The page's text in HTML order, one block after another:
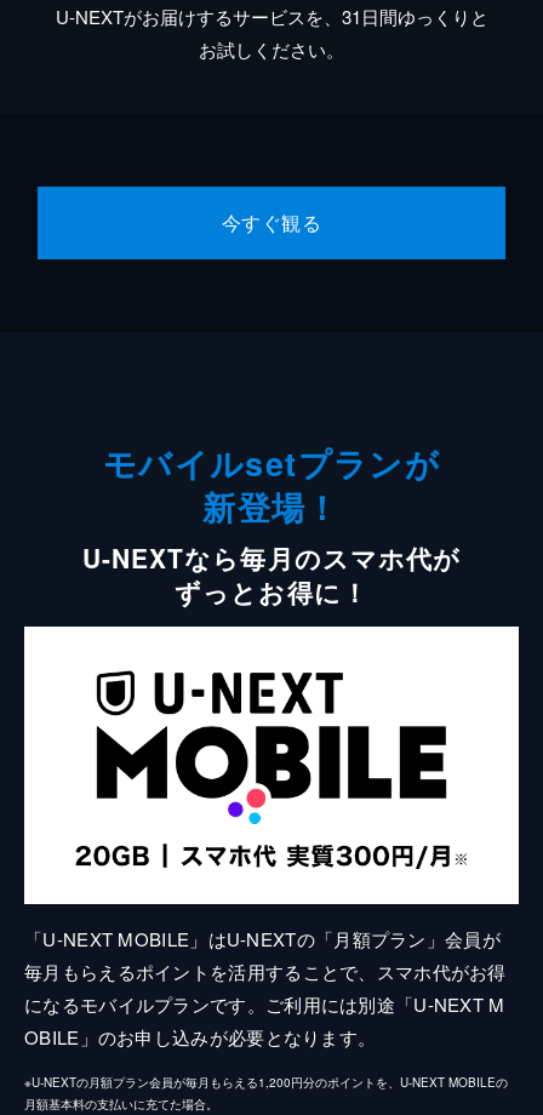
U-NEXTがお届けするサービスを、31日間ゆっくりと
お試しください。
今すぐ観る
モバイルsetプランが
新登場！
U-NEXTなら毎月のスマホ代が
ずっとお得に！
「U-NEXT MOBILE」はU-NEXTの「月額プラン」会員が
毎月もらえるポイントを活用することで、スマホ代がお得
になるモバイルプランです。ご利用には別途「U-NEXT M
OBILE」のお申し込みが必要となります。
※U-NEXTの月額プラン会員が毎月もらえる1,200円分のポイントを、U-NEXT MOBILEの
月額基本料の支払いに充てた場合。